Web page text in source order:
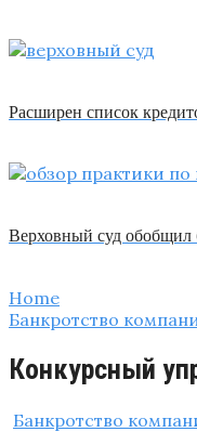
Расширен список
Верховный суд
Home
Банкротство
Конкурсный
Банкротство